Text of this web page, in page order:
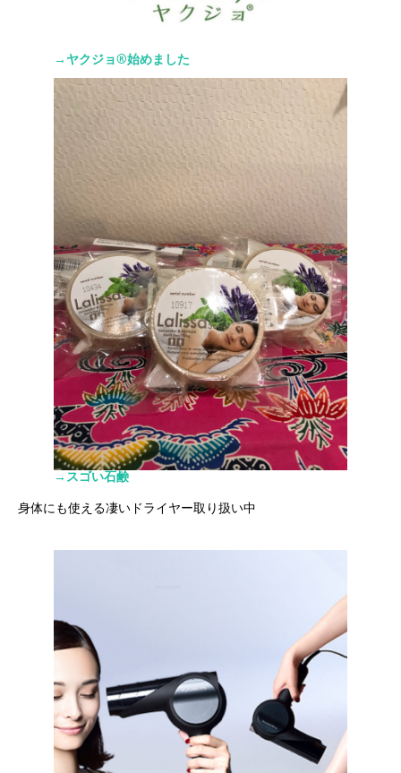
→ヤクジョ®︎始めました
→スゴい石鹸
身体にも使える凄いドライヤー取り扱い中